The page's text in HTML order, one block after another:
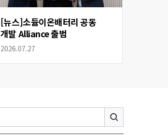
[뉴스]소듐이온배터리 공동
개발 Alliance 출범
2026.07.27